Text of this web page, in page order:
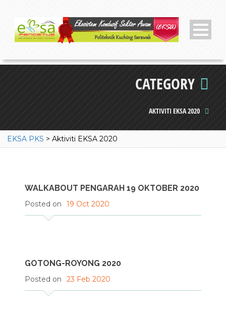
CATEGORY
AKTIVITI EKSA 2020
EKSA PKS > Aktiviti EKSA 2020
WALKABOUT PENGARAH 19 OKTOBER 2020
Posted on 19 Oct 2020
GOTONG-ROYONG 2020
Posted on 23 Feb 2020